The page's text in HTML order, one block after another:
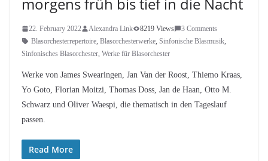
22. February 2022 Alexandra Link 8219 Views
3 Comments
Blasorchesterrepertoire, Blasorchesterwerke, Sinfonische Blasmusik,
Sinfonisches Blasorchester, Werke für Blasorchester
Werke von James Swearingen, Jan Van der Roost, Thiemo Kraas,
Yo Goto, Florian Moitzi, Thomas Doss, Jan de Haan, Otto M.
Schwarz und Oliver Waespi, die thematisch in den Tageslauf
passen.
Read More